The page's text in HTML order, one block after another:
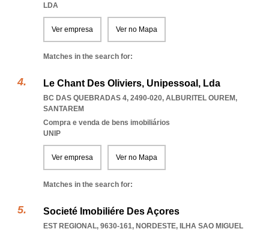
LDA
Ver empresa Ver no Mapa
Matches in the search for:
Le Chant Des Oliviers, Unipessoal, Lda
BC DAS QUEBRADAS 4, 2490-020, ALBURITEL OUREM,
SANTAREM
Compra e venda de bens imobiliários
UNIP
Ver empresa Ver no Mapa
Matches in the search for:
Societé Imobiliére Des Açores
EST REGIONAL, 9630-161, NORDESTE, ILHA SAO MIGUEL